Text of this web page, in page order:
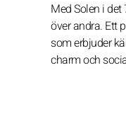
Med Solen i
över andra. Ett
som erbjuder
charm och